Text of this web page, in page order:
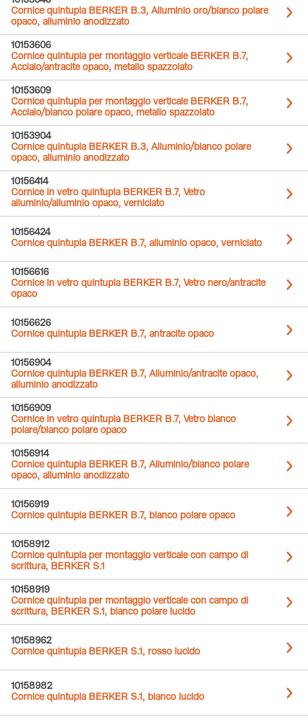
Cornice quintupla BERKER B.3, Alluminio oro/bianco polare
opaco, alluminio anodizzato
10153606
Cornice quintupla per montaggio verticale BERKER B.7,
Acciaio/antracite opaco, metallo spazzolato
10153609
Cornice quintupla per montaggio verticale BERKER B.7,
Acciaio/bianco polare opaco, metallo spazzolato
10153904
Cornice quintupla BERKER B.3, Alluminio/bianco polare
opaco, alluminio anodizzato
10156414
Cornice in vetro quintupla BERKER B.7, Vetro
alluminio/alluminio opaco, verniciato
10156424
Cornice quintupla BERKER B.7, alluminio opaco, verniciato
10156616
Cornice in vetro quintupla BERKER B.7, Vetro nero/antracite
opaco
10156626
Cornice quintupla BERKER B.7, antracite opaco
10156904
Cornice quintupla BERKER B.7, Alluminio/antracite opaco,
alluminio anodizzato
10156909
Cornice in vetro quintupla BERKER B.7, Vetro bianco
polare/bianco polare opaco
10156914
Cornice quintupla BERKER B.7, Alluminio/bianco polare
opaco, alluminio anodizzato
10156919
Cornice quintupla BERKER B.7, bianco polare opaco
10158912
Cornice quintupla per montaggio verticale con campo di
scrittura, BERKER S.1
10158919
Cornice quintupla per montaggio verticale con campo di
scrittura, BERKER S.1, bianco polare lucido
10158962
Cornice quintupla BERKER S.1, rosso lucido
10158982
Cornice quintupla BERKER S.1, bianco lucido